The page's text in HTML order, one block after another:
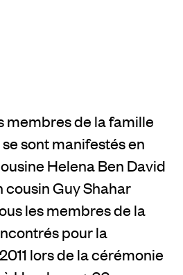
membres de la famille
sont manifestés en
Helena Ben David
cousin Guy Shahar
les membres de la
pour la
lors de la cérémonie